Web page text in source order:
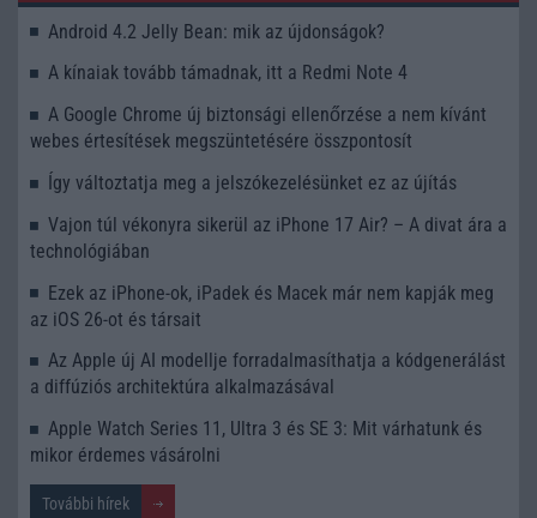
Android 4.2 Jelly Bean: mik az újdonságok?
A kínaiak tovább támadnak, itt a Redmi Note 4
A Google Chrome új biztonsági ellenőrzése a nem kívánt
webes értesítések megszüntetésére összpontosít
Így változtatja meg a jelszókezelésünket ez az újítás
Vajon túl vékonyra sikerül az iPhone 17 Air? – A divat ára a
technológiában
Ezek az iPhone-ok, iPadek és Macek már nem kapják meg
az iOS 26-ot és társait
Az Apple új AI modellje forradalmasíthatja a kódgenerálást
a diffúziós architektúra alkalmazásával
Apple Watch Series 11, Ultra 3 és SE 3: Mit várhatunk és
mikor érdemes vásárolni
További hírek